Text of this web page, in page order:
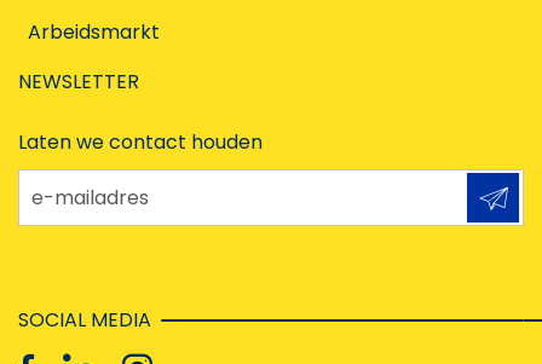
Arbeidsmarkt
NEWSLETTER
Laten we contact houden
e-mailadres
SOCIAL MEDIA